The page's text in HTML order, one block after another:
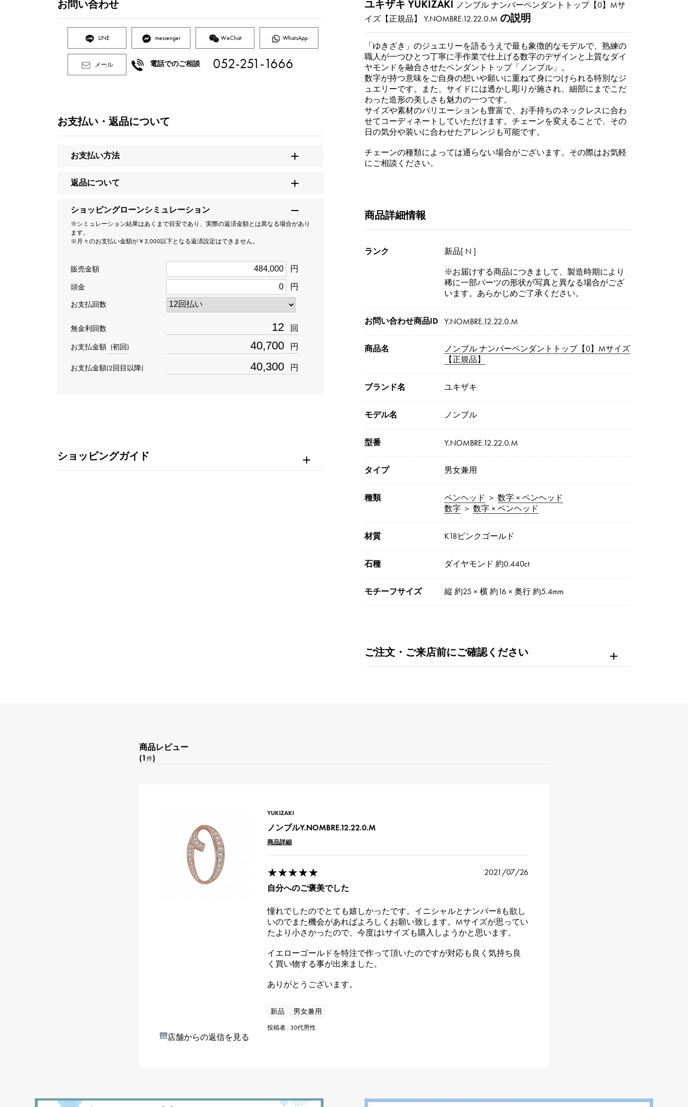
お問い合わせ
LINE messenger WeChat WhatsApp
メール 電話でのご相談 052-251-1666
お支払い・返品について
お支払い方法
返品について
ショッピングローンシミュレーション
※シミュレーション結果はあくまで目安であり、実際の返済金額とは異なる場合があり
ます。
※月々のお支払い金額が￥3,000以下となる返済設定はできません。
販売金額 円
頭金 円
お支払回数
無金利回数 回
お支払金額 (初回) 円
お支払金額(2回目以降) 円
ショッピングガイド
ユキザキ YUKIZAKI ノンブル ナンバーペンダントトップ【0】Mサ
イズ【正規品】
Y.NOMBRE.12.22.0.M の説明
「ゆきざき」のジュエリーを語るうえで最も象徴的なモデルで、熟練の
職人が一つひとつ丁寧に手作業で仕上げる数字のデザインと上質なダイ
ヤモンドを融合させたペンダントトップ「ノンブル」。
数字が持つ意味をご自身の想いや願いに重ねて身につけられる特別なジ
ュエリーです。また、サイドには透かし彫りが施され、細部にまでこだ
わった造形の美しさも魅力の一つです。
サイズや素材のバリエーションも豊富で、お手持ちのネックレスに合わ
せてコーディネートしていただけます。チェーンを変えることで、その
日の気分や装いに合わせたアレンジも可能です。
チェーンの種類によっては通らない場合がございます。その際はお気軽
にご相談ください。
商品詳細情報
ランク 新品[ N ]
※お届けする商品につきまして、製造時期により
稀に一部パーツの形状が写真と異なる場合がござ
います。あらかじめご了承ください。
お問い合わせ商品ID Y.NOMBRE.12.22.0.M
商品名
ノンブル ナンバーペンダントトップ【0】Mサイズ
【正規品】
ブランド名 ユキザキ
モデル名 ノンブル
型番 Y.NOMBRE.12.22.0.M
タイプ 男女兼用
種類 ペンヘッド ＞ 数字 × ペンヘッド
数字 ＞ 数字 × ペンヘッド
材質 K18ピンクゴールド
石種 ダイヤモンド 約0.440ct
モチーフサイズ 縦 約25 × 横 約16 × 奥行 約5.4mm
ご注文・ご来店前にご確認ください
商品レビュー
(1 件)
YUKIZAKI
ノンブルY.NOMBRE.12.22.0.M
商品詳細
★★★★★
2021/07/26
自分へのご褒美でした
憧れでしたのでとても嬉しかったです。イニシャルとナンバー8も欲し
いのでまた機会があればよろしくお願い致します。Mサイズが思ってい
たより小さかったので、今度はLサイズも購入しようかと思います。
イエローゴールドを特注で作って頂いたのですが対応も良く気持ち良
く買い物する事が出来ました。
ありがとうございます。
新品 男女兼用
投稿者 : 30代男性
店舗からの返信を見る